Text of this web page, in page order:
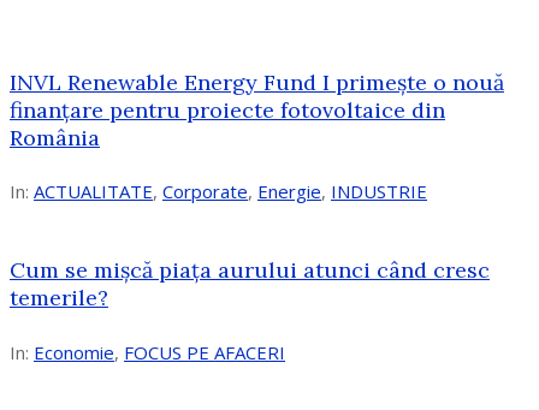
INVL Renewable Energy Fund I primește o nouă
finanțare pentru proiecte fotovoltaice din
România
In: ACTUALITATE, Corporate, Energie, INDUSTRIE
Cum se mișcă piața aurului atunci când cresc
temerile?
In: Economie, FOCUS PE AFACERI